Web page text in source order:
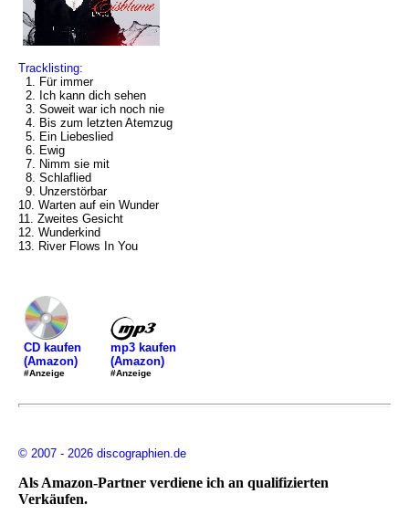
Tracklisting:
1. Für immer
2. Ich kann dich sehen
3. Soweit war ich noch nie
4. Bis zum letzten Atemzug
5. Ein Liebeslied
6. Ewig
7. Nimm sie mit
8. Schlaflied
9. Unzerstörbar
10. Warten auf ein Wunder
11. Zweites Gesicht
12. Wunderkind
13. River Flows In You
CD kaufen
(Amazon)
#Anzeige
mp3 kaufen
(Amazon)
#Anzeige
© 2007 - 2026 discographien.de
Als Amazon-Partner verdiene ich an qualifizierten
Verkäufen.